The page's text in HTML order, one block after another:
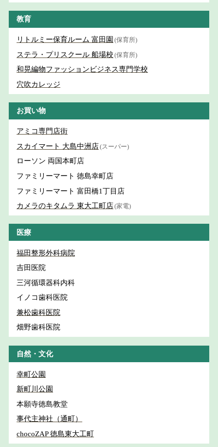
教育
リトルミー保育ルーム 富田園 (保育所)
ステラ・プリスクール 船場校 (保育所)
和晃編物ファッションビジネス専門学校
穴吹カレッジ
お買い物
アミコ専門店街
スカイマート 大島中洲店(スーパー)
ローソン 両国本町店
ファミリーマート 徳島幸町店
ファミリーマート 富田橋1丁目店
カメラのキタムラ 東大工町店(家電)
医療
福田整形外科病院
吉田医院
三河循環器科内科
イノコ歯科医院
兼松歯科医院
畑野歯科医院
自然・文化
幸町公園
新町川公園
本願寺徳島教堂
事代主神社（通町）
chocoZAP 徳島東大工町